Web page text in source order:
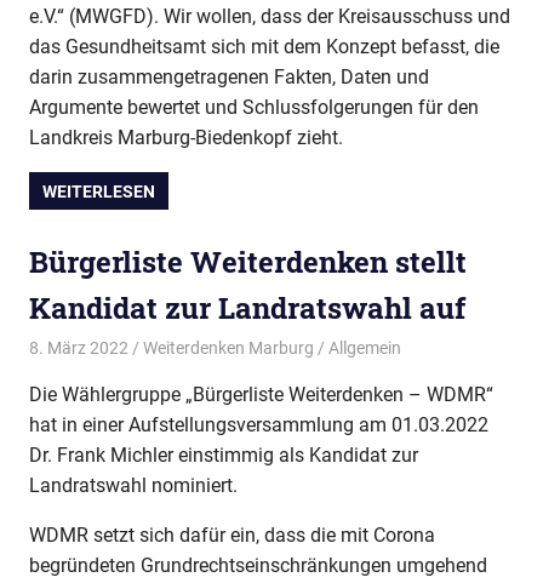
e.V.“ (MWGFD). Wir wollen, dass der Kreisausschuss und
das Gesundheitsamt sich mit dem Konzept befasst, die
darin zusammengetragenen Fakten, Daten und
Argumente bewertet und Schlussfolgerungen für den
Landkreis Marburg-Biedenkopf zieht.
WEITERLESEN
Bürgerliste Weiterdenken stellt
Kandidat zur Landratswahl auf
8. März 2022 Weiterdenken Marburg Allgemein
Die Wählergruppe „Bürgerliste Weiterdenken – WDMR“
hat in einer Aufstellungsversammlung am 01.03.2022
Dr. Frank Michler einstimmig als Kandidat zur
Landratswahl nominiert.
WDMR setzt sich dafür ein, dass die mit Corona
begründeten Grundrechtseinschränkungen umgehend